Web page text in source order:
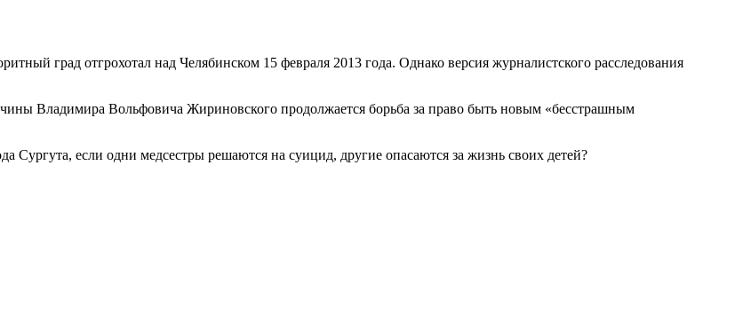
град отгрохотал над Челябинском 15 февраля 2013 года. Однако версия журналистского расследования
Владимира Вольфовича Жириновского продолжается борьба за право быть новым «бесстрашным
Сургута, если одни медсестры решаются на суицид, другие опасаются за жизнь своих детей?